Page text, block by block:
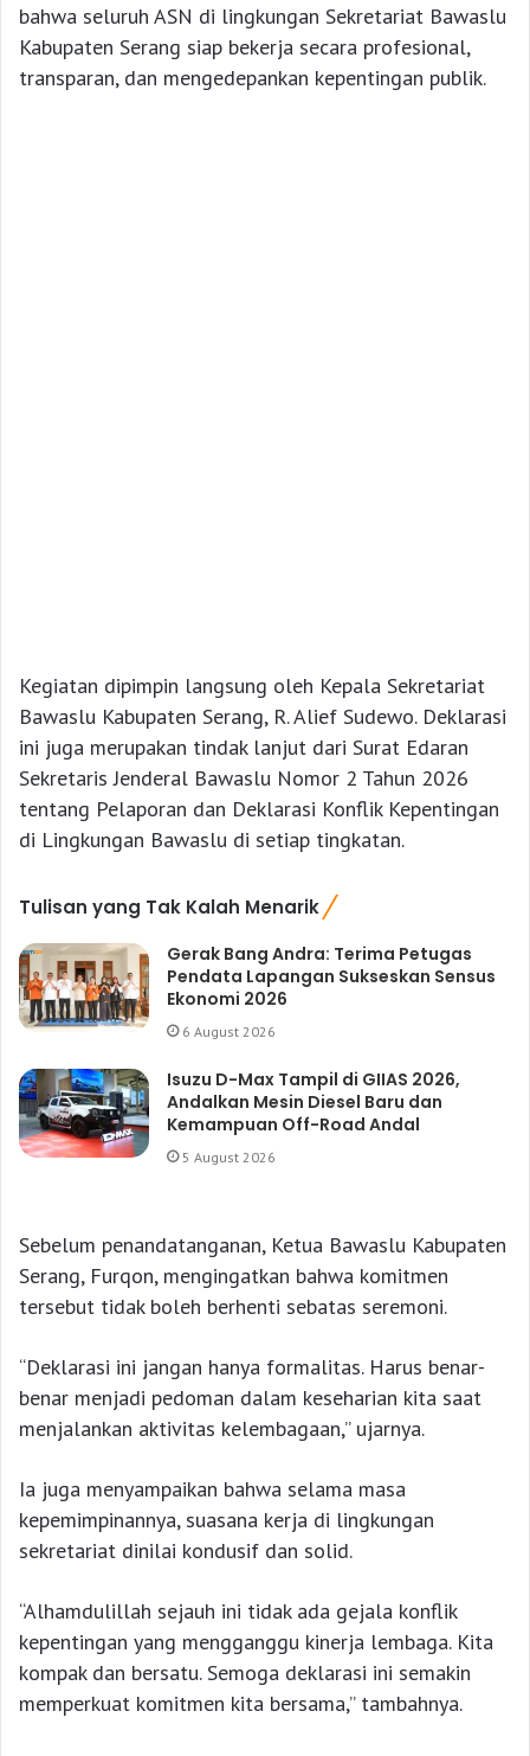
bahwa seluruh ASN di lingkungan Sekretariat Bawaslu
Kabupaten Serang siap bekerja secara profesional,
transparan, dan mengedepankan kepentingan publik.
Kegiatan dipimpin langsung oleh Kepala Sekretariat
Bawaslu Kabupaten Serang, R. Alief Sudewo. Deklarasi
ini juga merupakan tindak lanjut dari Surat Edaran
Sekretaris Jenderal Bawaslu Nomor 2 Tahun 2026
tentang Pelaporan dan Deklarasi Konflik Kepentingan
di Lingkungan Bawaslu di setiap tingkatan.
Tulisan yang Tak Kalah Menarik
Gerak Bang Andra: Terima Petugas
Pendata Lapangan Sukseskan Sensus
Ekonomi 2026
6 August 2026
Isuzu D-Max Tampil di GIIAS 2026,
Andalkan Mesin Diesel Baru dan
Kemampuan Off-Road Andal
5 August 2026
Sebelum penandatanganan, Ketua Bawaslu Kabupaten
Serang, Furqon, mengingatkan bahwa komitmen
tersebut tidak boleh berhenti sebatas seremoni.
“Deklarasi ini jangan hanya formalitas. Harus benar-
benar menjadi pedoman dalam keseharian kita saat
menjalankan aktivitas kelembagaan,” ujarnya.
Ia juga menyampaikan bahwa selama masa
kepemimpinannya, suasana kerja di lingkungan
sekretariat dinilai kondusif dan solid.
“Alhamdulillah sejauh ini tidak ada gejala konflik
kepentingan yang mengganggu kinerja lembaga. Kita
kompak dan bersatu. Semoga deklarasi ini semakin
memperkuat komitmen kita bersama,” tambahnya.